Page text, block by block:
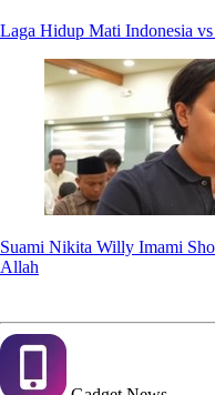
Laga Hidup Mati Indonesia
Suami Nikita Willy Imami
Allah